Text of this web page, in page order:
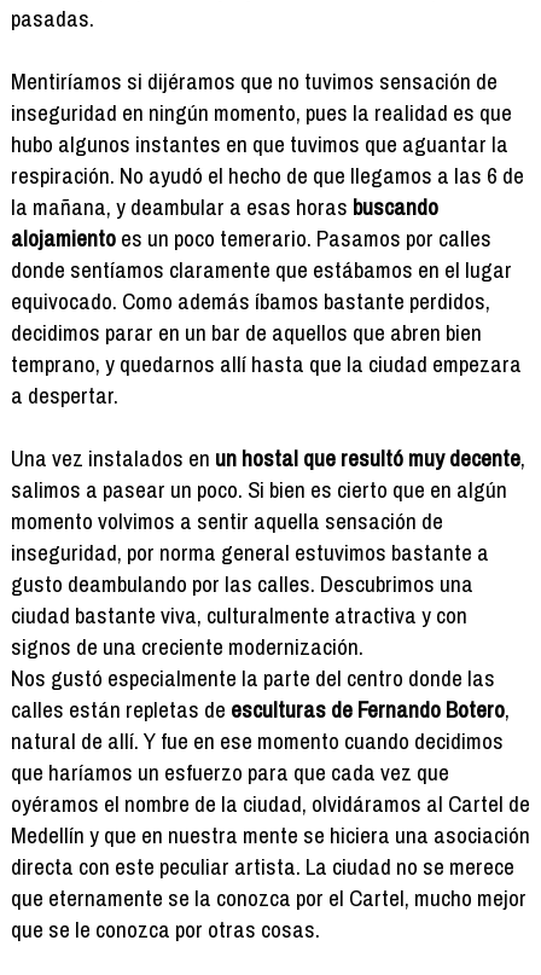
pasadas.
Mentiríamos si dijéramos que no tuvimos sensación de
inseguridad en ningún momento, pues la realidad es que
hubo algunos instantes en que tuvimos que aguantar la
respiración. No ayudó el hecho de que llegamos a las 6 de
la mañana, y deambular a esas horas buscando
alojamientoes un poco temerario. Pasamos por calles
donde sentíamos claramente que estábamos en el lugar
equivocado. Como además íbamos bastante perdidos,
decidimos parar en un bar de aquellos que abren bien
temprano, y quedarnos allí hasta que la ciudad empezara
a despertar.
Una vez instalados en un hostal que resultó muy decente,
salimos a pasear un poco. Si bien es cierto que en algún
momento volvimos a sentir aquella sensación de
inseguridad, por norma general estuvimos bastante a
gusto deambulando por las calles. Descubrimos una
ciudad bastante viva, culturalmente atractiva y con
signos de una creciente modernización.
Nos gustó especialmente la parte del centro donde las
calles están repletas de esculturas de Fernando Botero,
natural de allí. Y fue en ese momento cuando decidimos
que haríamos un esfuerzo para que cada vez que
oyéramos el nombre de la ciudad, olvidáramos al Cartel de
Medellín y que en nuestra mente se hiciera una asociación
directa con este peculiar artista. La ciudad no se merece
que eternamente se la conozca por el Cartel, mucho mejor
que se le conozca por otras cosas.